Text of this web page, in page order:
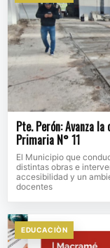
Pte. Perón: Avanza
Primaria N° 11
El Municipio que
distintas obras e
accesibilidad y un
docentes
EDUCACIÒN